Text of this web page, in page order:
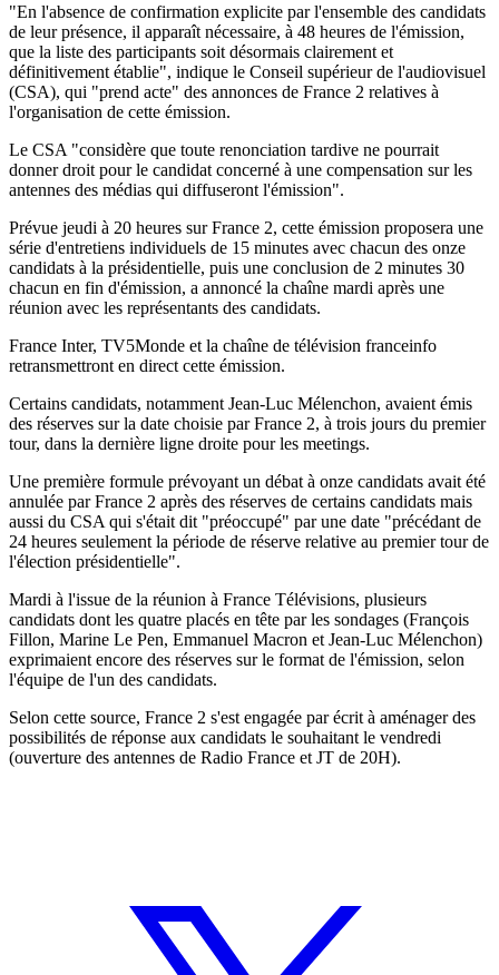
"En l'absence de confirmation explicite par l'ensemble des candidats
de leur présence, il apparaît nécessaire, à 48 heures de l'émission,
que la liste des participants soit désormais clairement et
définitivement établie", indique le Conseil supérieur de l'audiovisuel
(CSA), qui "prend acte" des annonces de France 2 relatives à
l'organisation de cette émission.
Le CSA "considère que toute renonciation tardive ne pourrait
donner droit pour le candidat concerné à une compensation sur les
antennes des médias qui diffuseront l'émission".
Prévue jeudi à 20 heures sur France 2, cette émission proposera une
série d'entretiens individuels de 15 minutes avec chacun des onze
candidats à la présidentielle, puis une conclusion de 2 minutes 30
chacun en fin d'émission, a annoncé la chaîne mardi après une
réunion avec les représentants des candidats.
France Inter, TV5Monde et la chaîne de télévision franceinfo
retransmettront en direct cette émission.
Certains candidats, notamment Jean-Luc Mélenchon, avaient émis
des réserves sur la date choisie par France 2, à trois jours du premier
tour, dans la dernière ligne droite pour les meetings.
Une première formule prévoyant un débat à onze candidats avait été
annulée par France 2 après des réserves de certains candidats mais
aussi du CSA qui s'était dit "préoccupé" par une date "précédant de
24 heures seulement la période de réserve relative au premier tour de
l'élection présidentielle".
Mardi à l'issue de la réunion à France Télévisions, plusieurs
candidats dont les quatre placés en tête par les sondages (François
Fillon, Marine Le Pen, Emmanuel Macron et Jean-Luc Mélenchon)
exprimaient encore des réserves sur le format de l'émission, selon
l'équipe de l'un des candidats.
Selon cette source, France 2 s'est engagée par écrit à aménager des
possibilités de réponse aux candidats le souhaitant le vendredi
(ouverture des antennes de Radio France et JT de 20H).